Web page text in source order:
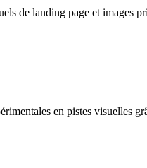
de landing page et images
en pistes visuelles